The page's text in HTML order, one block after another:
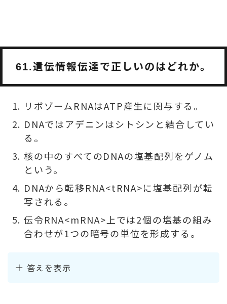
61.遺伝情報伝達で正しいのはどれか。
リボゾームRNAはATP産生に関与する。
DNAではアデニンはシトシンと結合してい
る。
核の中のすべてのDNAの塩基配列をゲノム
という。
DNAから転移RNA<tRNA>に塩基配列が転
写される。
伝令RNA<mRNA>上では2個の塩基の組み
合わせが1つの暗号の単位を形成する。
答えを表示